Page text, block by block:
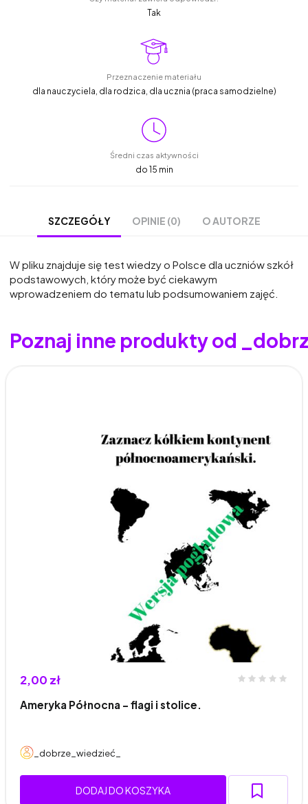
Tak
Przeznaczenie materiału
dla nauczyciela, dla rodzica, dla ucznia (praca samodzielne)
Średni czas aktywności
do 15 min
SZCZEGÓŁY OPINIE (0) O AUTORZE
W pliku znajduje się test wiedzy o Polsce dla uczniów szkół
podstawowych, który może być ciekawym
wprowadzeniem do tematu lub podsumowaniem zajęć.
Poznaj inne produkty od
2,00 zł
Ameryka Północna - flagi i stolice.
_dobrze_wiedzieć_
DODAJ DO KOSZYKA